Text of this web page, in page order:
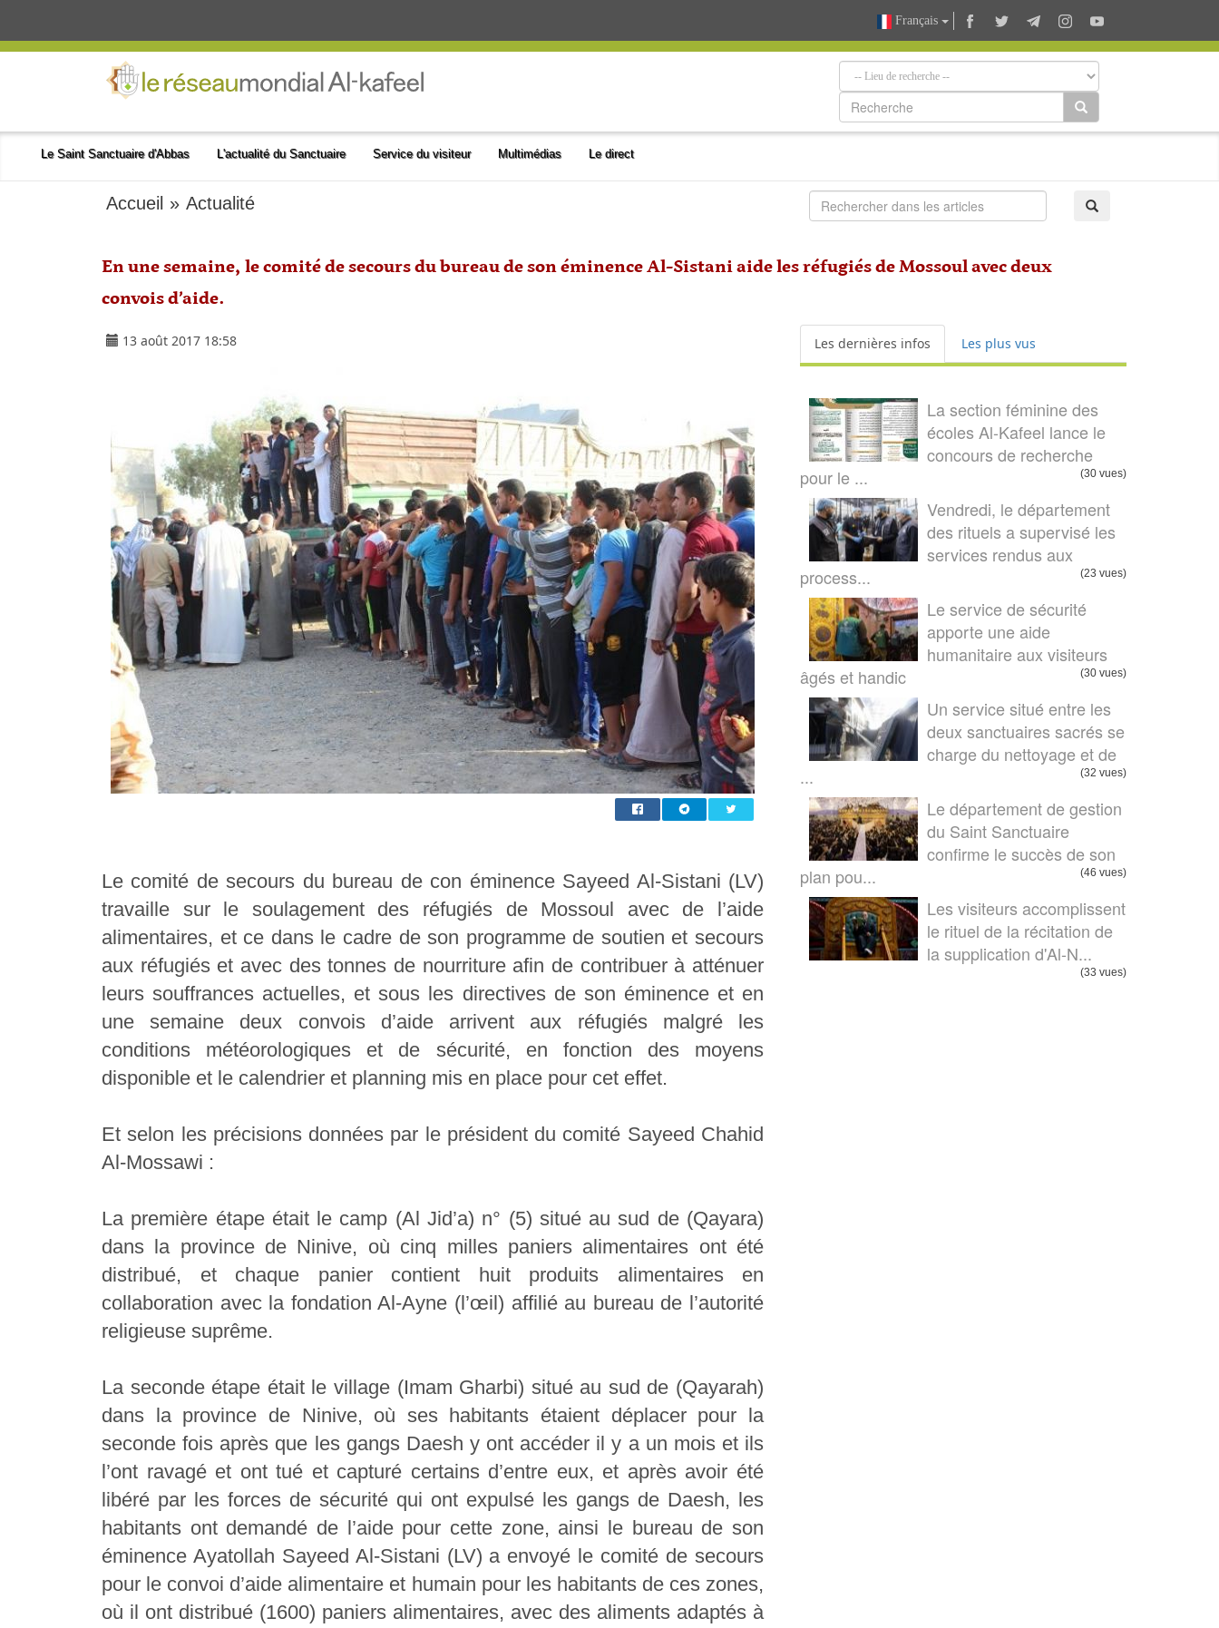
Français
Le Saint Sanctuaire d'Abbas L'actualité du Sanctuaire Service du visiteur Multimédias Le direct
Accueil »Actualité
En une semaine, le comité de secours du bureau de son éminence Al-Sistani aide les réfugiés de Mossoul avec deux
convois d’aide.
13 août 2017 18:58
Le comité de secours du bureau de con éminence Sayeed Al-Sistani (LV)
travaille sur le soulagement des réfugiés de Mossoul avec de l’aide
alimentaires, et ce dans le cadre de son programme de soutien et secours
aux réfugiés et avec des tonnes de nourriture afin de contribuer à atténuer
leurs souffrances actuelles, et sous les directives de son éminence et en
une semaine deux convois d’aide arrivent aux réfugiés malgré les
conditions météorologiques et de sécurité, en fonction des moyens
disponible et le calendrier et planning mis en place pour cet effet.
Et selon les précisions données par le président du comité Sayeed Chahid
Al-Mossawi :
La première étape était le camp (Al Jid’a) n° (5) situé au sud de (Qayara)
dans la province de Ninive, où cinq milles paniers alimentaires ont été
distribué, et chaque panier contient huit produits alimentaires en
collaboration avec la fondation Al-Ayne (l’œil) affilié au bureau de l’autorité
religieuse suprême.
La seconde étape était le village (Imam Gharbi) situé au sud de (Qayarah)
dans la province de Ninive, où ses habitants étaient déplacer pour la
seconde fois après que les gangs Daesh y ont accéder il y a un mois et ils
l’ont ravagé et ont tué et capturé certains d’entre eux, et après avoir été
libéré par les forces de sécurité qui ont expulsé les gangs de Daesh, les
habitants ont demandé de l’aide pour cette zone, ainsi le bureau de son
éminence Ayatollah Sayeed Al-Sistani (LV) a envoyé le comité de secours
pour le convoi d’aide alimentaire et humain pour les habitants de ces zones,
où il ont distribué (1600) paniers alimentaires, avec des aliments adaptés à
Les dernières infos Les plus vus
La section féminine des
écoles Al-Kafeel lance le
concours de recherche
pour le ...
(30 vues)
Vendredi, le département
des rituels a supervisé les
services rendus aux
process...
(23 vues)
Le service de sécurité
apporte une aide
humanitaire aux visiteurs
âgés et handic
(30 vues)
Un service situé entre les
deux sanctuaires sacrés se
charge du nettoyage et de
...
(32 vues)
Le département de gestion
du Saint Sanctuaire
confirme le succès de son
plan pou...
(46 vues)
Les visiteurs accomplissent
le rituel de la récitation de
la supplication d'Al-N...
(33 vues)